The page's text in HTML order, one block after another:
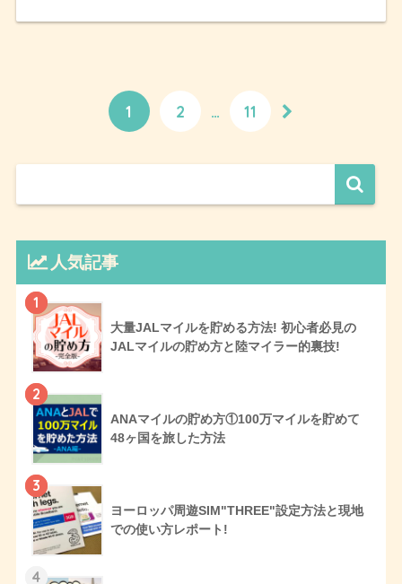
1 2 … 11
人気記事
1
大量JALマイルを貯める方法! 初心者必見の
JALマイルの貯め方と陸マイラー的裏技!
2
ANAマイルの貯め方①100万マイルを貯めて
48ヶ国を旅した方法
3
ヨーロッパ周遊SIM"THREE"設定方法と現地
での使い方レポート!
4